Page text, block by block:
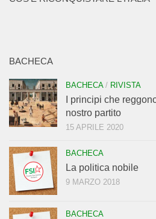
BACHECA
BACHECA/ RIVISTA
I principi che
nostro partito
15 APRILE 2020
BACHECA
La politica nobile
9 MARZO 2018
BACHECA